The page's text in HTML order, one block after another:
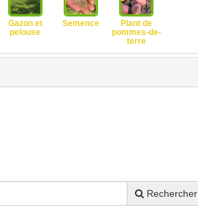
Gazon et
pelouse
Semence
Plant de
pommes-de-
terre
Rechercher